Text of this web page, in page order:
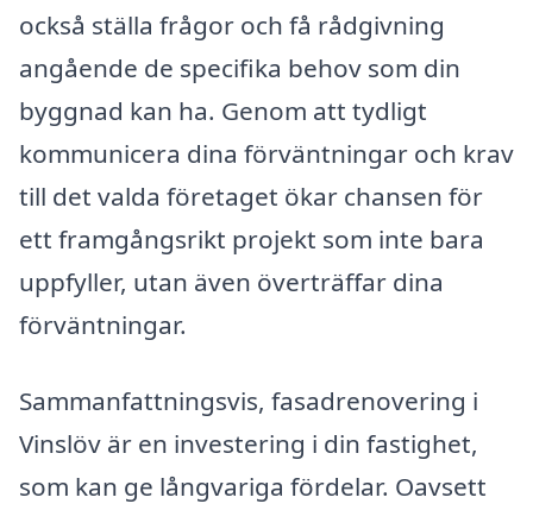
också ställa frågor och få rådgivning
angående de specifika behov som din
byggnad kan ha. Genom att tydligt
kommunicera dina förväntningar och krav
till det valda företaget ökar chansen för
ett framgångsrikt projekt som inte bara
uppfyller, utan även överträffar dina
förväntningar.
Sammanfattningsvis, fasadrenovering i
Vinslöv är en investering i din fastighet,
som kan ge långvariga fördelar. Oavsett